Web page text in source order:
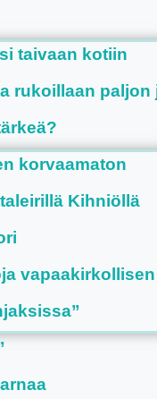
taivaan kotiin
rukoillaan
korvaamaton
Kihniöllä